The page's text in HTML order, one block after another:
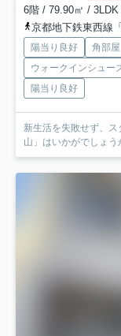
6階 / 79.90㎡ /
京都地下鉄東西線
陽当り良好 角部屋
ウォークインシュー
陽当り良好
新生活を失敗せず、
山」はいかがでしょ